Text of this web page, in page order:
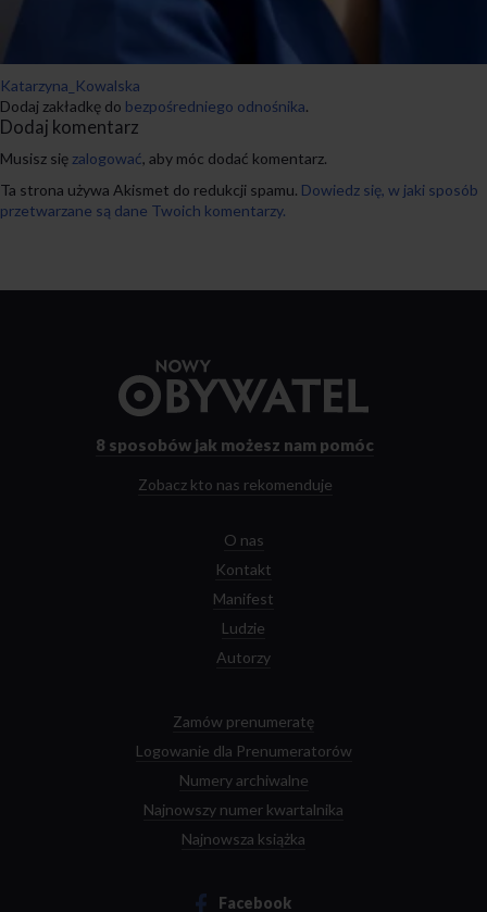
Katarzyna_Kowalska
Dodaj zakładkę do bezpośredniego odnośnika.
Dodaj komentarz
Musisz się zalogować, aby móc dodać komentarz.
Ta strona używa Akismet do redukcji spamu. Dowiedz się, w jaki sposób
przetwarzane są dane Twoich komentarzy.
strony
8 sposobów jak możesz nam pomóc
Zobacz kto nas rekomenduje
O nas
Kontakt
Manifest
Ludzie
Autorzy
Zamów prenumeratę
Logowanie dla Prenumeratorów
Numery archiwalne
Najnowszy numer kwartalnika
Najnowsza książka
Facebook